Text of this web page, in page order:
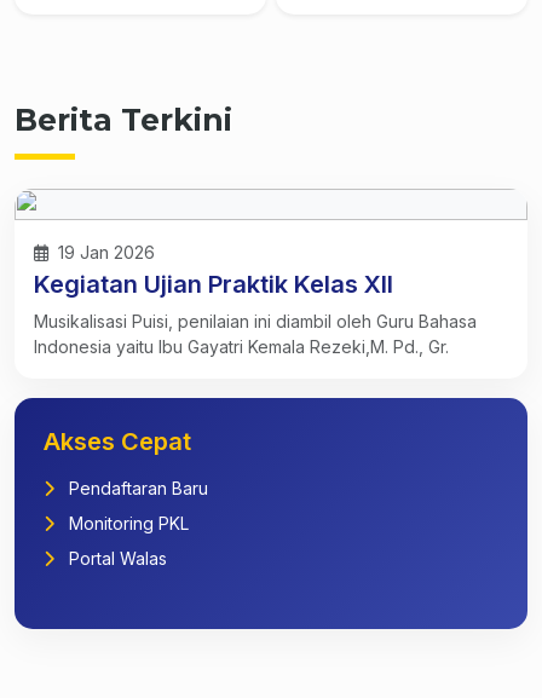
Berita Terkini
19 Jan 2026
Kegiatan Ujian Praktik Kelas XII
Musikalisasi Puisi, penilaian ini diambil oleh Guru Bahasa
Indonesia yaitu Ibu Gayatri Kemala Rezeki,M. Pd., Gr.
Akses Cepat
Pendaftaran Baru
Monitoring PKL
Portal Walas